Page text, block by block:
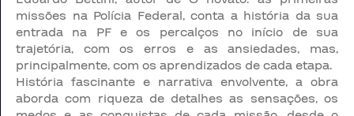
missões na Polícia Federal, conta a história da sua
entrada na PF e os percalços no início de sua
trajetória, com os erros e as ansiedades, mas,
principalmente, com os aprendizados de cada etapa.
História fascinante e narrativa envolvente, a obra
aborda com riqueza de detalhes as sensações, os